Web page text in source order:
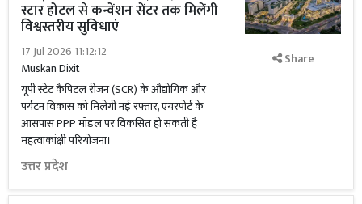
स्टार होटल से कन्वेंशन सेंटर तक मिलेंगी
विश्वस्तरीय सुविधाएं
17 Jul 2026 11:12:12
Muskan Dixit
यूपी स्टेट कैपिटल रीजन (SCR) के औद्योगिक और
पर्यटन विकास को मिलेगी नई रफ्तार, एयरपोर्ट के
आसपास PPP मॉडल पर विकसित हो सकती है
महत्वाकांक्षी परियोजना।
उत्तर प्रदेश
Share